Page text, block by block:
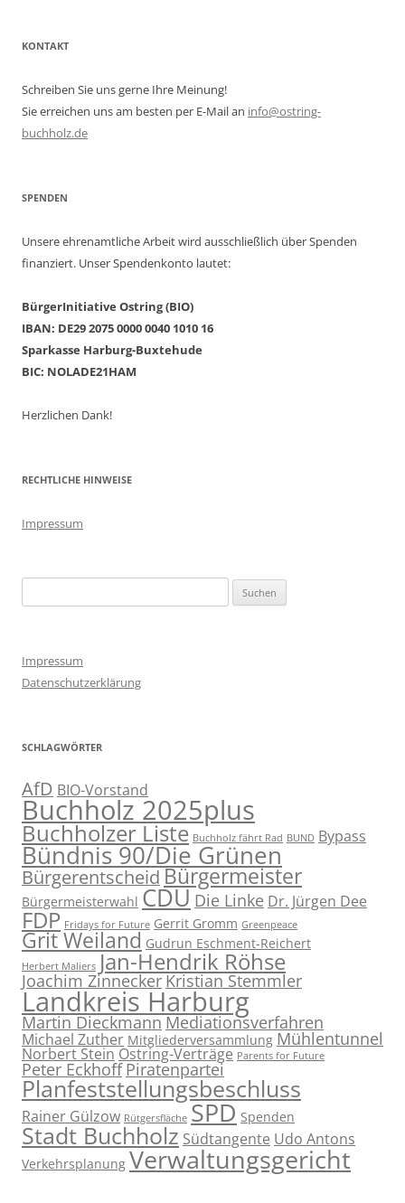
KONTAKT
Schreiben Sie uns gerne Ihre Meinung!
Sie erreichen uns am besten per E-Mail an info@ostring-
buchholz.de
SPENDEN
Unsere ehrenamtliche Arbeit wird ausschließlich über Spenden
finanziert. Unser Spendenkonto lautet:
BürgerInitiative Ostring (BIO)
IBAN: DE29 2075 0000 0040 1010 16
Sparkasse Harburg-Buxtehude
BIC: NOLADE21HAM
Herzlichen Dank!
RECHTLICHE HINWEISE
Impressum
nach:
Impressum
Datenschutzerklärung
SCHLAGWÖRTER
AfD BIO-Vorstand
Buchholz 2025plus
Buchholzer Liste Buchholz fährt Rad BUND Bypass
Bündnis 90/Die Grünen
BürgerentscheidBürgermeister
Bürgermeisterwahl CDU Die Linke Dr. Jürgen Dee
FDP Fridays for Future Gerrit Gromm Greenpeace
Grit Weiland Gudrun Eschment-Reichert
Herbert Maliers Jan-Hendrik Röhse
Joachim Zinnecker Kristian Stemmler
Landkreis Harburg
Martin Dieckmann Mediationsverfahren
Michael Zuther Mitgliederversammlung Mühlentunnel
Norbert Stein Ostring-Verträge Parents for Future
Peter Eckhoff Piratenpartei
Planfeststellungsbeschluss
Rainer Gülzow Rütgersfläche SPD Spenden
Stadt Buchholz Südtangente Udo Antons
Verkehrsplanung Verwaltungsgericht